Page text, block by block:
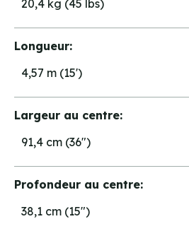
20,4 kg (45 lbs)
Longueur:
4,57 m (15')
Largeur au centre:
91,4 cm (36")
Profondeur au centre:
38,1 cm (15")